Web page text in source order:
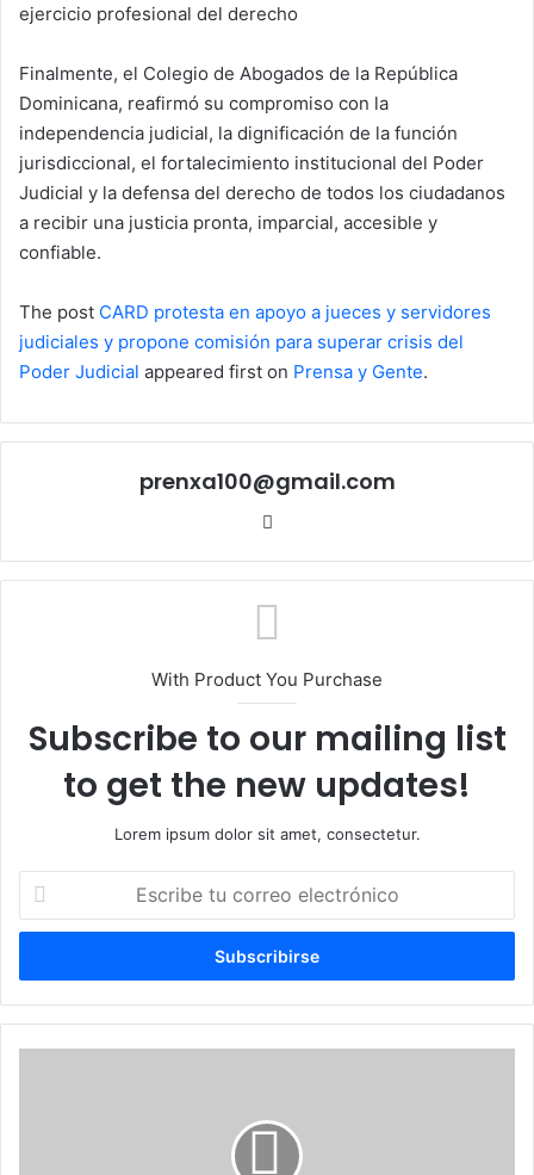
ejercicio profesional del derecho
Finalmente, el Colegio de Abogados de la República
Dominicana, reafirmó su compromiso con la
independencia judicial, la dignificación de la función
jurisdiccional, el fortalecimiento institucional del Poder
Judicial y la defensa del derecho de todos los ciudadanos
a recibir una justicia pronta, imparcial, accesible y
confiable.
The post CARD protesta en apoyo a jueces y servidores
judiciales y propone comisión para superar crisis del
Poder Judicial appeared first on Prensa y Gente.
prenxa100@gmail.com
With Product You Purchase
Subscribe to our mailing list
to get the new updates!
Lorem ipsum dolor sit amet, consectetur.
Escribe
correo